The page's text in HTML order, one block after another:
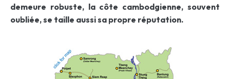
demeure robuste, la côte cambodgienne, souvent
oubliée, se taille aussi sa propre réputation.